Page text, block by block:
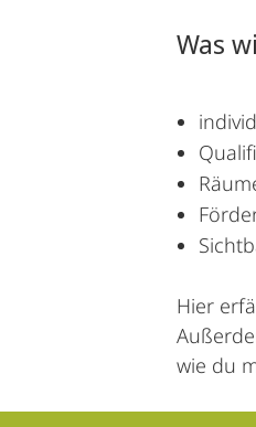
Was
Hier
wie du